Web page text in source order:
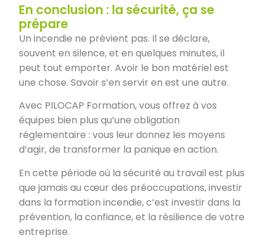
En conclusion : la sécurité, ça se
prépare
Un incendie ne prévient pas. Il se déclare,
souvent en silence, et en quelques minutes, il
peut tout emporter. Avoir le bon matériel est
une chose. Savoir s’en servir en est une autre.
Avec PILOCAP Formation, vous offrez à vos
équipes bien plus qu’une obligation
réglementaire : vous leur donnez les moyens
d’agir, de transformer la panique en action.
En cette période où la sécurité au travail est plus
que jamais au cœur des préoccupations, investir
dans la formation incendie, c’est investir dans la
prévention, la confiance, et la résilience de votre
entreprise.